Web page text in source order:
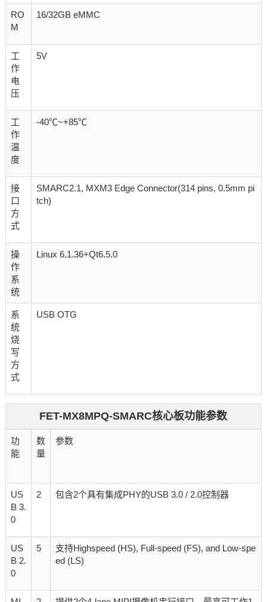
RO
M
16/32GB eMMC
工
作
电
压
5V
工
作
温
度
-40℃~+85℃
接
口
方
式
SMARC2.1, MXM3 Edge Connector(314 pins, 0.5mm pi
tch)
操
作
系
统
Linux 6.1.36+Qt6.5.0
系
统
烧
写
方
式
USB OTG
FET-MX8MPQ-SMARC核心板功能参数
功
能
数
量
参数
US
B 3.
0
2 包含2个具有集成PHY的USB 3.0 / 2.0控制器
US
B 2.
0
5
支持Highspeed (HS), Full-speed (FS), and Low-spe
ed (LS)